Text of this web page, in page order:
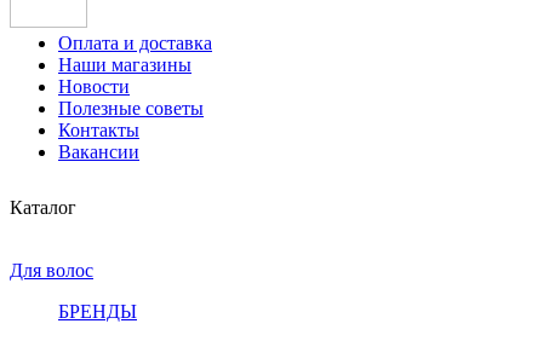
Оплата и доставка
Наши магазины
Новости
Полезные советы
Контакты
Вакансии
Каталог
Для волос
БРЕНДЫ